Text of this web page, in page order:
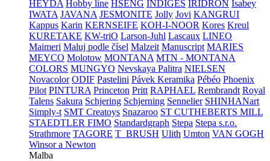
HEYDA Hobby line HSENG INDIGES IRIDRON Isabey
IWATA JAVANA JESMONITE Jolly Jovi KANGRUI
Kappus Karin KERNSEIFE KOH-I-NOOR Kores Kreul
KURETAKE KW-triO Larson-Juhl Lascaux LINEO
Maimeri Maluj podle čísel Malzeit Manuscript MARIES
MEYCO Molotow MONTANA MTN - MONTANA
COLORS MUNGYO Nevskaya Palitra NIELSEN
Novacolor ODIF Pastelini Pávek Keramika Pébéo Phoenix
Pilot PINTURA Princeton Pritt RAPHAEL Rembrandt Royal
Talens Sakura Schjering Schjerning Sennelier SHINHANart
Simply-t SMT Creatoys Snazaroo ST CUTHEBERTS MILL
STAEDTLER FIMO Standardgraph Stepa Stepa s.r.o.
Strathmore TAGORE T_BRUSH Ulith Umton VAN GOGH
Winsor a Newton
Malba